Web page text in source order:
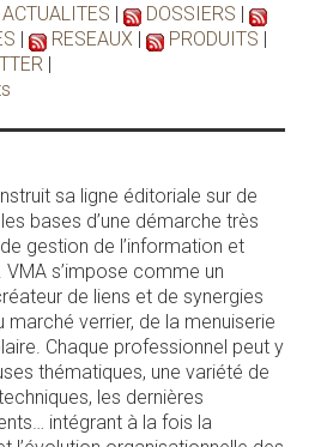
ACTUALITES | DOSSIERS |
| RESEAUX | PRODUITS |
|
sa ligne éditoriale sur de
bases d’une démarche très
gestion de l’information et
s’impose comme un
de liens et de synergies
marché verrier, de la menuiserie
Chaque professionnel peut y
thématiques, une variété de
les dernières
intégrant à la fois la